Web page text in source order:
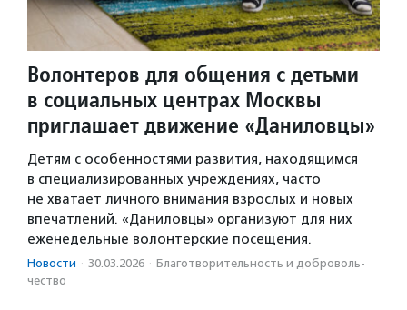
Волонтеров для общения с детьми
в социальных центрах Москвы
приглашает движение «Даниловцы»
Детям с особенностями развития, находящимся
в специализированных учреждениях, часто
не хватает личного внимания взрослых и новых
впечатлений. «Даниловцы» организуют для них
еженедельные волонтерские посещения.
Новости · 30.03.2026 · Благотвори­тель­ность и доброволь­
чест­во